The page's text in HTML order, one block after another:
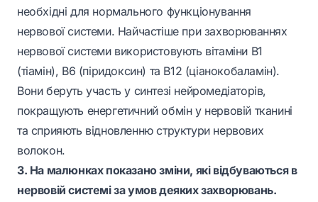
необхідні для нормального функціонування
нервової системи. Найчастіше при захворюваннях
нервової системи використовують вітаміни B1
(тіамін), B6 (піридоксин) та B12 (ціанокобаламін).
Вони беруть участь у синтезі нейромедіаторів,
покращують енергетичний обмін у нервовій тканині
та сприяють відновленню структури нервових
волокон.
3. На малюнках показано зміни, які відбуваються в
нервовій системі за умов деяких захворювань.